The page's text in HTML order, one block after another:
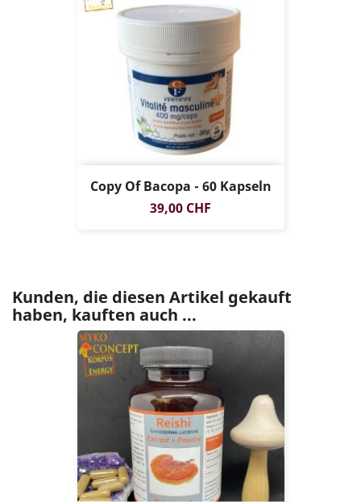
Copy Of Bacopa - 60 Kapseln
Preis
39,00 CHF
Kunden, die diesen Artikel gekauft
haben, kauften auch ...